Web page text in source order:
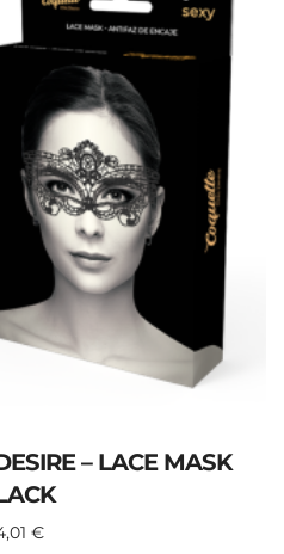
– LACE MASK
€